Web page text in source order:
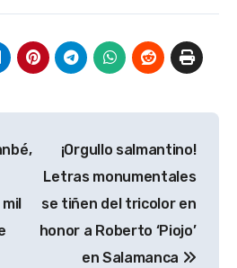
¡Orgullo salmantino!
Letras monumentales
se tiñen del tricolor en
honor a Roberto ‘Piojo’
en Salamanca